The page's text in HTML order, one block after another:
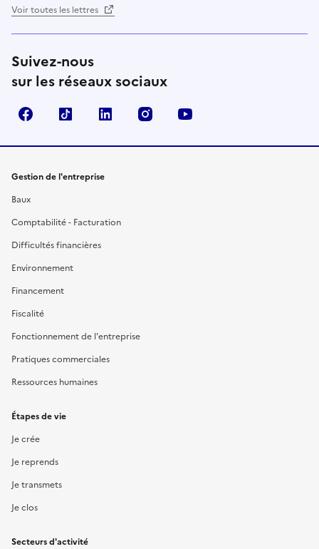
Voir toutes les lettres
Suivez-nous
sur les réseaux sociaux
FacebookTikTok Linkedin Instagram
Gestion de l'entreprise
Baux
Comptabilité - Facturation
Difficultés financières
Environnement
Financement
Fiscalité
Fonctionnement de l'entreprise
Pratiques commerciales
Ressources humaines
Étapes de vie
Je crée
Je reprends
Je transmets
Je clos
Secteurs d'activité